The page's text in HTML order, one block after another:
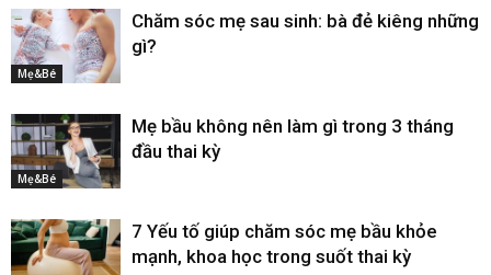
Mẹ&Bé
Chăm sóc mẹ sau sinh: bà đẻ kiêng những
gì?
Mẹ&Bé
Mẹ bầu không nên làm gì trong 3 tháng
đầu thai kỳ
7 Yếu tố giúp chăm sóc mẹ bầu khỏe
mạnh, khoa học trong suốt thai kỳ